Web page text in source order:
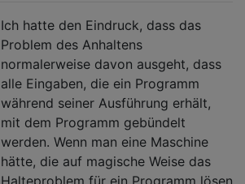
Ich hatte den Eindruck, dass das
Problem des Anhaltens
normalerweise davon ausgeht, dass
alle Eingaben, die ein Programm
während seiner Ausführung erhält,
mit dem Programm gebündelt
werden. Wenn man eine Maschine
hätte, die auf magische Weise das
Halteproblem für ein Programm lösen